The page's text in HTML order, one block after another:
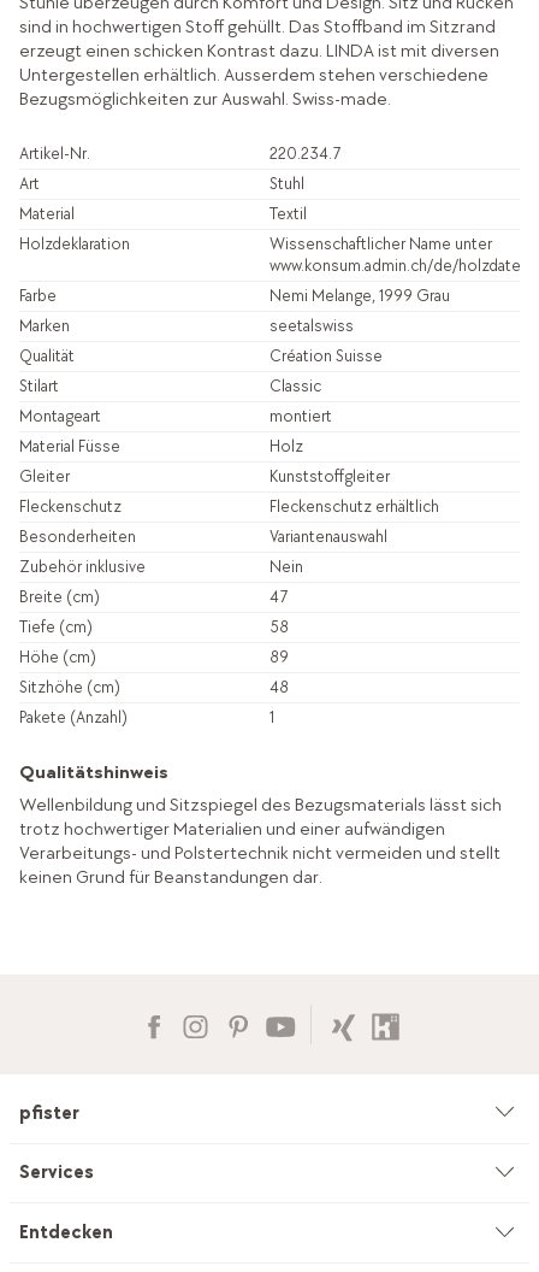
sind in hochwertigen Stoff gehüllt. Das Stoffband im Sitzrand
erzeugt einen schicken Kontrast dazu. LINDA ist mit diversen
Untergestellen erhältlich. Ausserdem stehen verschiedene
Bezugsmöglichkeiten zur Auswahl. Swiss-made.
Artikel-Nr.
220.234.7
Art
Stuhl
Material
Textil
Holzdeklaration
Wissenschaftlicher Name unter
www.konsum.admin.ch/de/
Farbe
Nemi Melange, 1999 Grau
Marken
seetalswiss
Qualität
Création Suisse
Stilart
Classic
Montageart
montiert
Material Füsse
Holz
Gleiter
Kunststoffgleiter
Fleckenschutz
Fleckenschutz erhältlich
Besonderheiten
Variantenauswahl
Zubehör inklusive
Nein
Breite (cm)
47
Tiefe (cm)
58
Höhe (cm)
89
Sitzhöhe (cm)
48
Pakete (Anzahl)
1
Qualitätshinweis
Wellenbildung und Sitzspiegel des Bezugsmaterials lässt sich
trotz hochwertiger Materialien und einer aufwändigen
Verarbeitungs- und Polstertechnik nicht vermeiden und stellt
keinen Grund für Beanstandungen dar.
pfister
Unternehmen
Services
Beratung
Entdecken